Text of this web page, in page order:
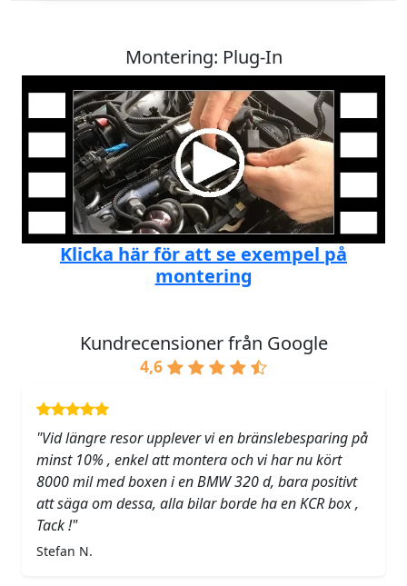
Montering: Plug-In
Klicka här för att se exempel på
montering
Kundrecensioner från Google
4,6
"Vid längre resor upplever vi en bränslebesparing på
minst 10% , enkel att montera och vi har nu kört
8000 mil med boxen i en BMW 320 d, bara positivt
att säga om dessa, alla bilar borde ha en KCR box ,
Tack !"
Stefan N.